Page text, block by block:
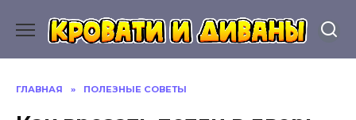
содержанию
ГЛАВНАЯ » ПОЛЕЗНЫЕ СОВЕТЫ